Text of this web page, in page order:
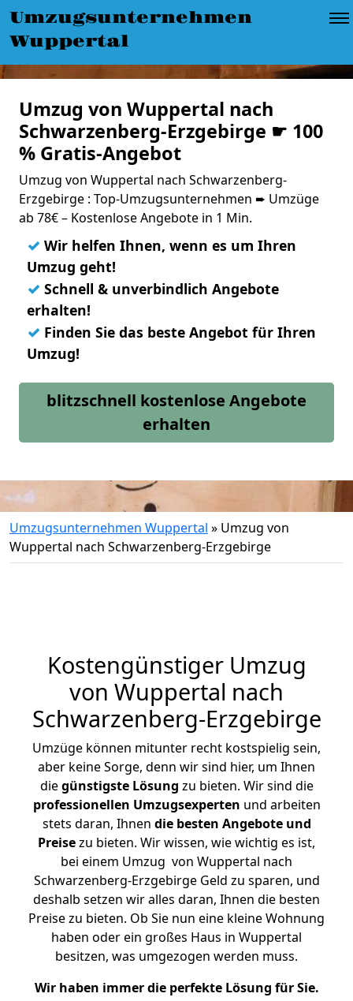
Umzugsunternehmen
Wuppertal
Umzug von Wuppertal nach
Schwarzenberg-Erzgebirge ☛ 100
% Gratis-Angebot
Umzug von Wuppertal nach Schwarzenberg-
Erzgebirge : Top-Umzugsunternehmen ➨ Umzüge
ab 78€ – Kostenlose Angebote in 1 Min.
✓ Wir helfen Ihnen, wenn es um Ihren
Umzug geht!
✓ Schnell & unverbindlich Angebote
erhalten!
✓ Finden Sie das beste Angebot für Ihren
Umzug!
blitzschnell kostenlose Angebote
erhalten
Umzugsunternehmen Wuppertal » Umzug von
Wuppertal nach Schwarzenberg-Erzgebirge
Kostengünstiger Umzug
von Wuppertal nach
Schwarzenberg-Erzgebirge
Umzüge können mitunter recht kostspielig sein,
aber keine Sorge, denn wir sind hier, um Ihnen
diegünstigste Lösung zu bieten. Wir sind die
professionellen Umzugsexperten und arbeiten
stets daran, Ihnen die besten Angebote und
Preisezu bieten. Wir wissen, wie wichtig es ist,
bei einem Umzug von Wuppertal nach
Schwarzenberg-Erzgebirge Geld zu sparen, und
deshalb setzen wir alles daran, Ihnen die besten
Preise zu bieten. Ob Sie nun eine kleine Wohnung
haben oder ein großes Haus in Wuppertal
besitzen, was umgezogen werden muss.
Wir haben immer die perfekte Lösung für Sie.